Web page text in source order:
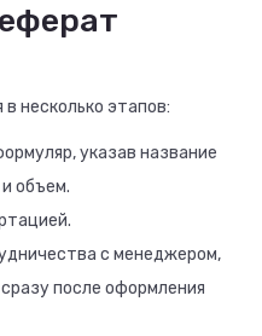
несколько этапов:
указав название
объем.
с менеджером,
после оформления